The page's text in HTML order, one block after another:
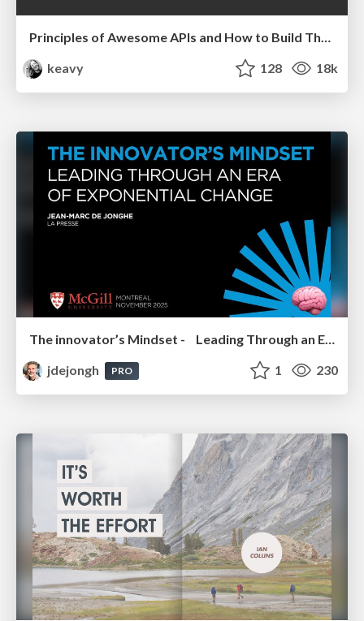
Principles of Awesome APIs and How to Build Them.
keavy
128 18k
The innovator’s Mindset - Leading Through an Era of Exponential Change - McGill University 2025
jdejongh
PRO 1 230